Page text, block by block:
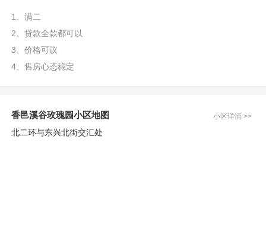
1、满二
2、贷款全款都可以
3、价格可议
4、售房心态稳定
香邑溪谷玫瑰园小区地图 小区详情 >>
北二环与东兴北街交汇处